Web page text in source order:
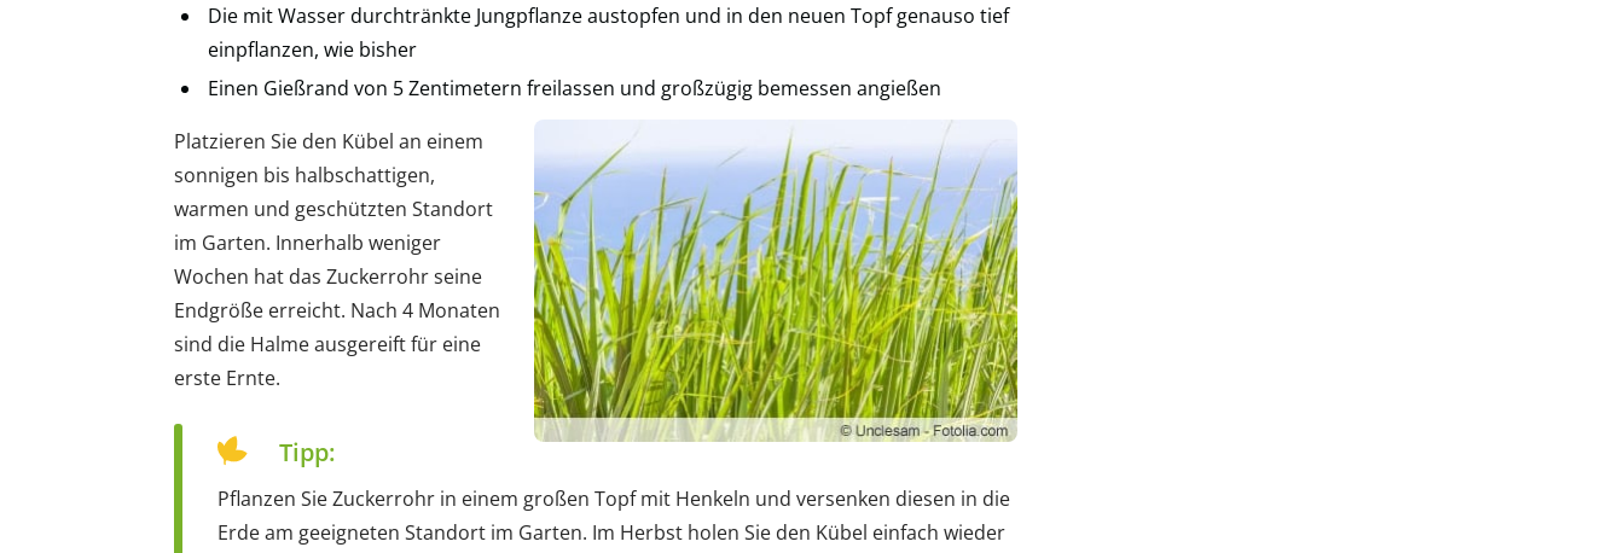
Die mit Wasser durchtränkte Jungpflanze austopfen und in den neuen Topf genauso tief
einpflanzen, wie bisher
Einen Gießrand von 5 Zentimetern freilassen und großzügig bemessen angießen
Platzieren Sie den Kübel an einem
sonnigen bis halbschattigen,
warmen und geschützten Standort
im Garten. Innerhalb weniger
Wochen hat das Zuckerrohr seine
Endgröße erreicht. Nach 4 Monaten
sind die Halme ausgereift für eine
erste Ernte.
Tipp:
Pflanzen Sie Zuckerrohr in einem großen Topf mit Henkeln und versenken diesen in die
Erde am geeigneten Standort im Garten. Im Herbst holen Sie den Kübel einfach wieder